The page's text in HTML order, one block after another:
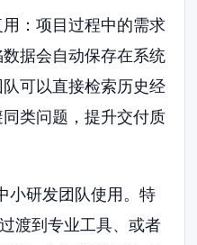
：项目过程中的需求
据会自动保存在系统
可以直接检索历史经
类问题，提升交付质
小研发团队使用。特
渡到专业工具、或者